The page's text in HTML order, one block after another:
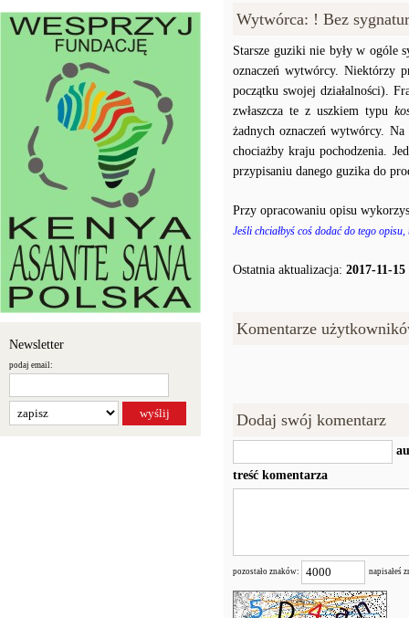
Newsletter
podaj email:
Wytwórca: ! Bez
Starsze guziki nie były w ogóle
oznaczeń wytwórcy. Niektórzy
początku swojej działalności).
zwłaszcza te z uszkiem typu
żadnych oznaczeń wytwórcy.
chociażby kraju pochodzenia.
przypisaniu danego guzika do
Przy opracowaniu opisu
Jeśli chciałbyś coś dodać do tego
Ostatnia aktualizacja: 2017-11-15
Komentarze
Dodaj swój komentarz
treść komentarza
pozostało znaków: napisałeś